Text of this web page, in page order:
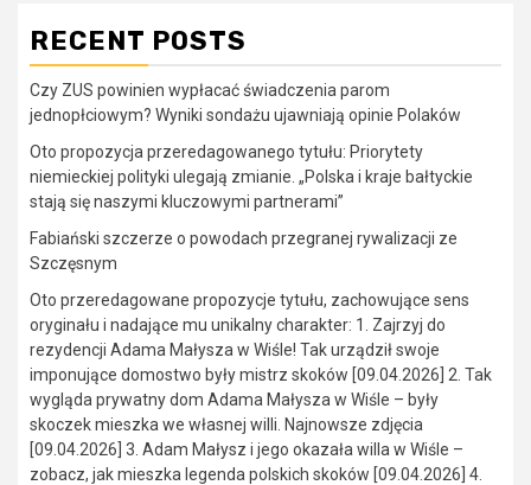
RECENT POSTS
Czy ZUS powinien wypłacać świadczenia parom
jednopłciowym? Wyniki sondażu ujawniają opinie Polaków
Oto propozycja przeredagowanego tytułu: Priorytety
niemieckiej polityki ulegają zmianie. „Polska i kraje bałtyckie
stają się naszymi kluczowymi partnerami”
Fabiański szczerze o powodach przegranej rywalizacji ze
Szczęsnym
Oto przeredagowane propozycje tytułu, zachowujące sens
oryginału i nadające mu unikalny charakter: 1. Zajrzyj do
rezydencji Adama Małysza w Wiśle! Tak urządził swoje
imponujące domostwo były mistrz skoków [09.04.2026] 2. Tak
wygląda prywatny dom Adama Małysza w Wiśle – były
skoczek mieszka we własnej willi. Najnowsze zdjęcia
[09.04.2026] 3. Adam Małysz i jego okazała willa w Wiśle –
zobacz, jak mieszka legenda polskich skoków [09.04.2026] 4.